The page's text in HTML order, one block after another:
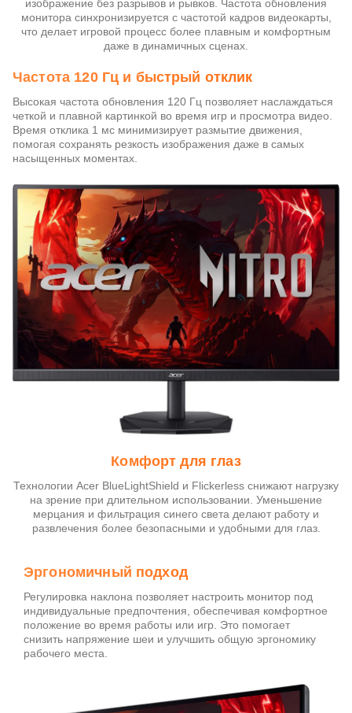
изображение без разрывов и рывков. Частота обновления
монитора синхронизируется с частотой кадров видеокарты,
что делает игровой процесс более плавным и комфортным
даже в динамичных сценах.
Частота 120 Гц и быстрый отклик
Высокая частота обновления 120 Гц позволяет наслаждаться
четкой и плавной картинкой во время игр и просмотра видео.
Время отклика 1 мс минимизирует размытие движения,
помогая сохранять резкость изображения даже в самых
насыщенных моментах.
Комфорт для глаз
Технологии Acer BlueLightShield и Flickerless снижают нагрузку
на зрение при длительном использовании. Уменьшение
мерцания и фильтрация синего света делают работу и
развлечения более безопасными и удобными для глаз.
Эргономичный подход
Регулировка наклона позволяет настроить монитор под
индивидуальные предпочтения, обеспечивая комфортное
положение во время работы или игр. Это помогает
снизить напряжение шеи и улучшить общую эргономику
рабочего места.